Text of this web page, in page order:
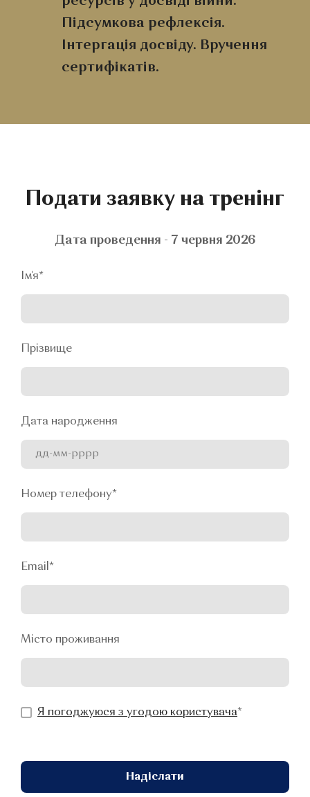
Підсумкова рефлексія.
Інтергація досвіду. Вручення
сертифікатів.
Подати заявку на тренінг
Дата проведення - 7 червня 2026
Ім'я*
Прізвище
Дата народження
Номер телефону*
Email *
Місто проживання
Я погоджуюся з угодою користувача*
Надіслати